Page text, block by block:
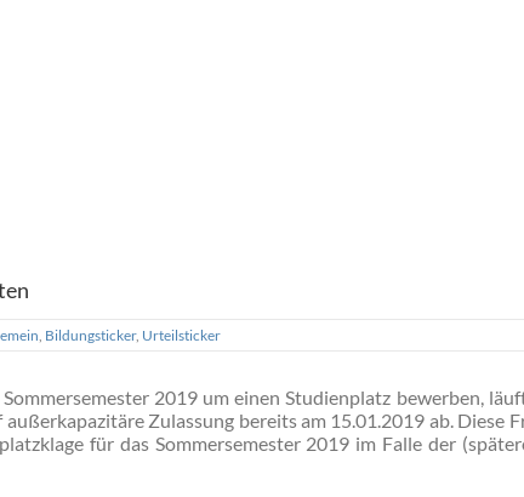
, Bildungsticker, Urteilsticker
2019 um einen Studienplatz bewerben,
Zulassung bereits am 15.01.2019 ab. Diese
für das Sommersemester 2019 im Falle der